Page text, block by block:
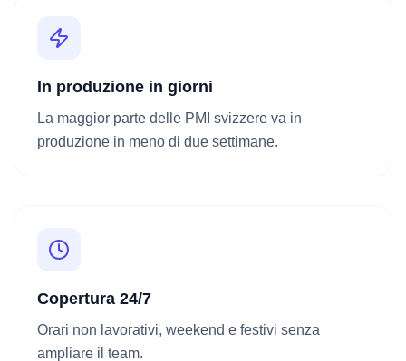
In produzione in giorni
La maggior parte delle PMI svizzere va in
produzione in meno di due settimane.
Copertura 24/7
Orari non lavorativi, weekend e festivi senza
ampliare il team.